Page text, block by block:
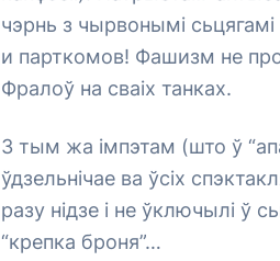
чэрнь з чырвонымі
и парткомов! Фашизм не
Фралоў на сваіх танках.
З тым жа імпэтам (што ў
ўдзельнічае ва ўсіх
разу нідзе і не ўключылі ў
“крепка броня”…